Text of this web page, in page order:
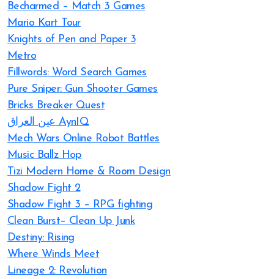
Becharmed – Match 3 Games
Mario Kart Tour
Knights of Pen and Paper 3
Metro
Fillwords: Word Search Games
Pure Sniper: Gun Shooter Games
Bricks Breaker Quest
عين العراق AynIQ
Mech Wars Online Robot Battles
Music Ballz Hop
Tizi Modern Home & Room Design
Shadow Fight 2
Shadow Fight 3 – RPG fighting
Clean Burst– Clean Up Junk
Destiny: Rising
Where Winds Meet
Lineage 2: Revolution